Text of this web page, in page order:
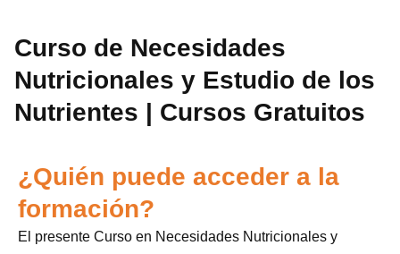
Curso de Necesidades
Nutricionales y Estudio de los
Nutrientes | Cursos Gratuitos
¿Quién puede acceder a la
formación?
El presente Curso en Necesidades Nutricionales y